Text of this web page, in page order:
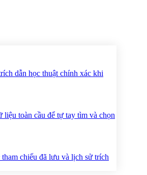
dẫn học thuật chính xác khi
liệu toàn cầu để tự tay tìm và chọn
chiếu đã lưu và lịch sử trích